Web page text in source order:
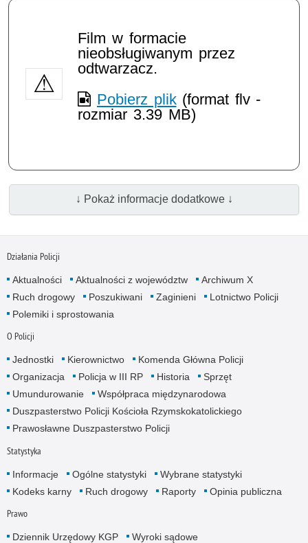
Film w formacie
nieobsługiwanym przez
odtwarzacz.
Pobierz plik(format flv -
rozmiar 3.39 MB)
↓ Pokaż informacje dodatkowe ↓
Działania Policji
Aktualności Aktualności z województw
Archiwum X
Ruch drogowy
Poszukiwani Zaginieni
Lotnictwo Policji
Polemiki i sprostowania
O Policji
Jednostki Kierownictwo
Komenda Główna Policji
Organizacja
Policja w III RP Historia
Sprzęt
Umundurowanie
Współpraca międzynarodowa
Duszpasterstwo Policji Kościoła Rzymskokatolickiego
Prawosławne Duszpasterstwo Policji
Statystyka
Informacje Ogólne statystyki
Wybrane statystyki
Kodeks karny
Ruch drogowy Raporty Opinia publiczna
Prawo
Dziennik Urzędowy KGP Wyroki sądowe